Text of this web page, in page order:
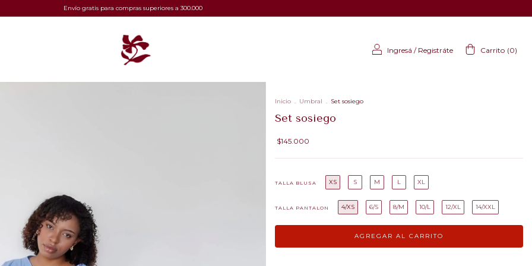
Envío gratis para compras superiores a 300.000
Ingresá / Registráte Carrito (0)
Inicio . Umbral . Set sosiego
Set sosiego
$145.000
TALLA BLUSA XS S M L XL
TALLA PANTALON 4/XS 6/S 8/M 10/L 12/XL 14/XXL